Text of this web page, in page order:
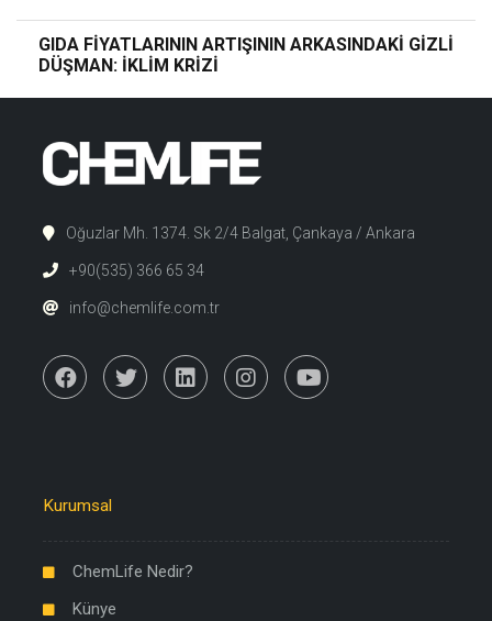
GIDA FİYATLARININ ARTIŞININ ARKASINDAKİ GİZLİ
DÜŞMAN: İKLİM KRİZİ
Oğuzlar Mh. 1374. Sk 2/4 Balgat, Çankaya / Ankara
+90(535) 366 65 34
info@chemlife.com.tr
Kurumsal
ChemLife Nedir?
Künye